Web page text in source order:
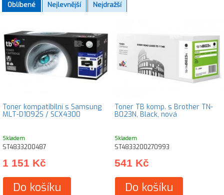
Oblíbené
Nejlevnější Nejdražší
Toner kompatibilní s Samsung
MLT-D1092S / SCX4300
Skladem
ST4833200487
1 151 Kč
Do košíku
Toner TB komp. s Brother TN-
B023N, Black, nová
Skladem
ST4833200270993
541 Kč
Do košíku